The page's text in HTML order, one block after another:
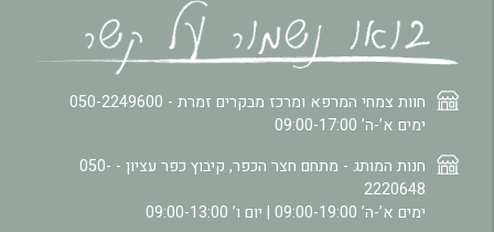
חוות צמחי המרפא ומרכז מבקרים זמרת - 050-2249600
ימים א’-ה’ 09:00-17:00
חנות המותג - מתחם חצר הכפר, קיבוץ כפר עציון - 050-
2220648
ימים א’-ה’ 09:00-19:00 | יום ו’ 09:00-13:00